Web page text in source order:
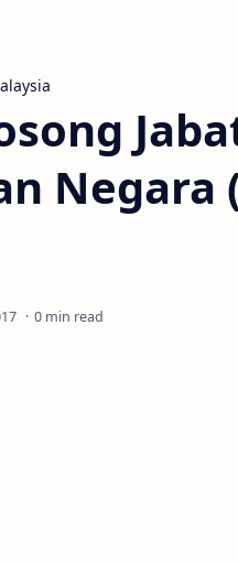
Negara
0 min read